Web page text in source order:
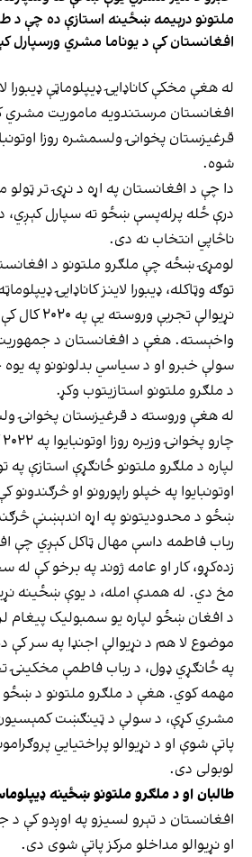
ملتونو درېیمه ښځینه استازې ده چې د
افغانستان کې د یوناما مشري ورسپارل
له هغې مخکې کاناډایۍ ډیپلوماټې ډیبورا
افغانستان مرستندویه ماموریت مشري
قرغیزستان پخوانۍ ولسمشره روزا
شوه.
دا چې د افغانستان په اړه د نړۍ تر
درې ځله پرله‌پسې ښځو ته سپارل کېږي،
ناڅاپي انتخاب نه دی.
لومړۍ ښځه چې ملګرو ملتونو د
توګه وټاکله، ډیبورا لاینز کاناډایۍ
نړیوالې
واخېسته. هغې د افغانستان د
سولې خبرو او د سیاسي بدلونونو په
د ملګرو ملتونو استازیتوب وکړ.
له هغې وروسته د قرغیزستان پخوانۍ
لپاره د ملګرو ملتونو ځانګړې استازې په
اوتونبایوا په خپلو راپورونو او
ښځو د محدودیتونو په اړه اندېښنې
رباب فاطمه داسې مهال ټاکل کېږي چې
زده‌کړو، کار او عامه ژوند په برخو کې
مخ دي. له همدې امله، د یوې ښځینه
د افغان ښځو لپاره یو سمبولیک
موضوع لا هم د نړیوالې اجنډا په سر کې
په ځانګړي ډول، د رباب فاطمې مخکینۍ
مهمه کوي. هغې د ملګرو ملتونو د ښځو
مشري کړې، د سولې د ټینګښت
پاتې شوې او د نړیوالو پراختیايي
لوبولی دی.
طالبان او د ملګرو ملتونو ښځینه
افغانستان د تېرو لسیزو په اوږدو کې د
او نړیوالو مداخلو مرکز پاتې شوی دی.